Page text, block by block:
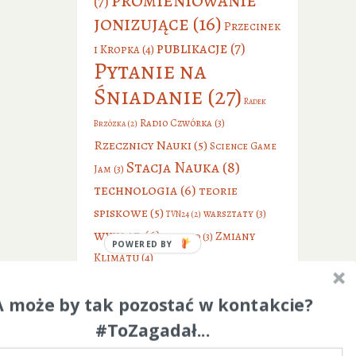
jonizujące (16) Przecinek
i Kropka(4) publikacje(7)
Pytanie na
Śniadanie (27) Radek
Brzózka(2) Radio Czwórka(3)
Rzecznicy Nauki(5)Science Game
Jam (3) Stacja Nauka(8)
technologia(6) teorie
spiskowe(5) TVN24(2) warsztaty(3)
wykład (6) wywiad(3) Zmiany
Klimatu(4)
może by tak pozostać w kontakcie?
#ToZagadał...
POWERED BY